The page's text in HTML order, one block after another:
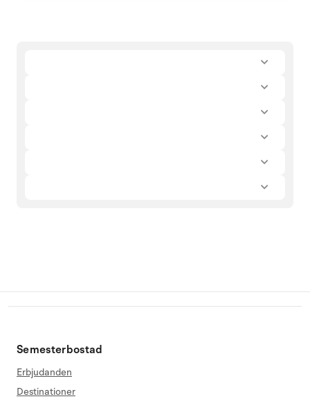
Semesterbostad
Erbjudanden
Destinationer